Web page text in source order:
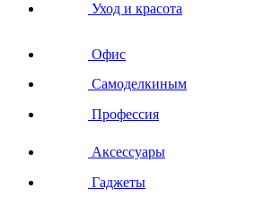
Уход и красота
Офис
Самоделкиным
Профессия
Аксессуары
Гаджеты